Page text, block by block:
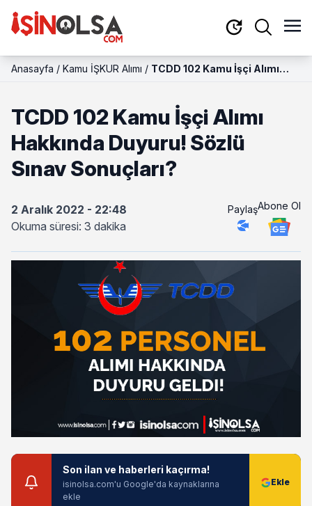
Anasayfa / Kamu İŞKUR Alımı / TCDD 102 Kamu İşçi Alımı
TCDD 102 Kamu İşçi Alımı
Hakkında Duyuru! Sözlü
Sınav Sonuçları?
2 Aralık 2022 - 22:48
Okuma süresi: 3 dakika
PaylaşAbone Ol
Son ilan ve haberleri kaçırma!
isinolsa.com'u Google'da kaynaklarına
ekle